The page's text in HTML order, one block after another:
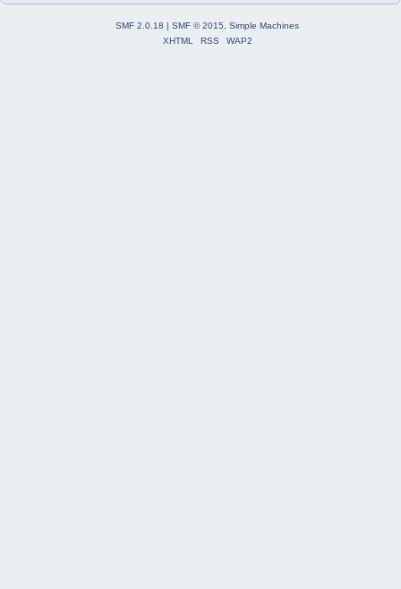
SMF 2.0.18 | SMF © 2015
Simple Machines
XHTML
RSS WAP2